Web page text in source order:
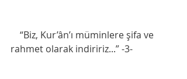
rahmet olarak indiririz...” -3-